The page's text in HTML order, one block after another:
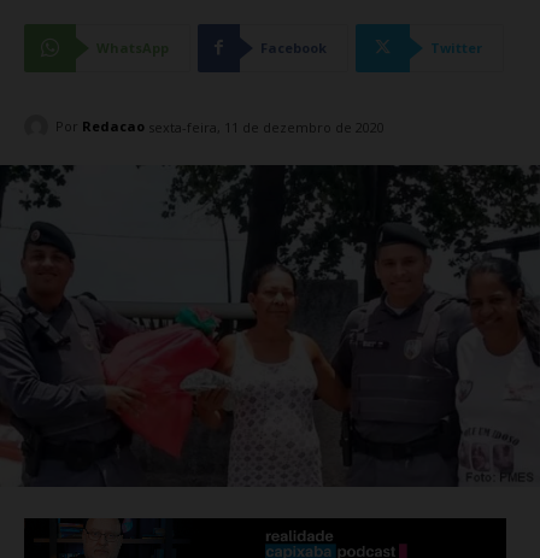
Facebook Twitter
Por Redacao sexta-feira, 11 de dezembro de 2020